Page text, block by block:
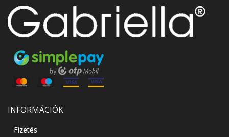
INFORMÁCIÓK
Fizetés